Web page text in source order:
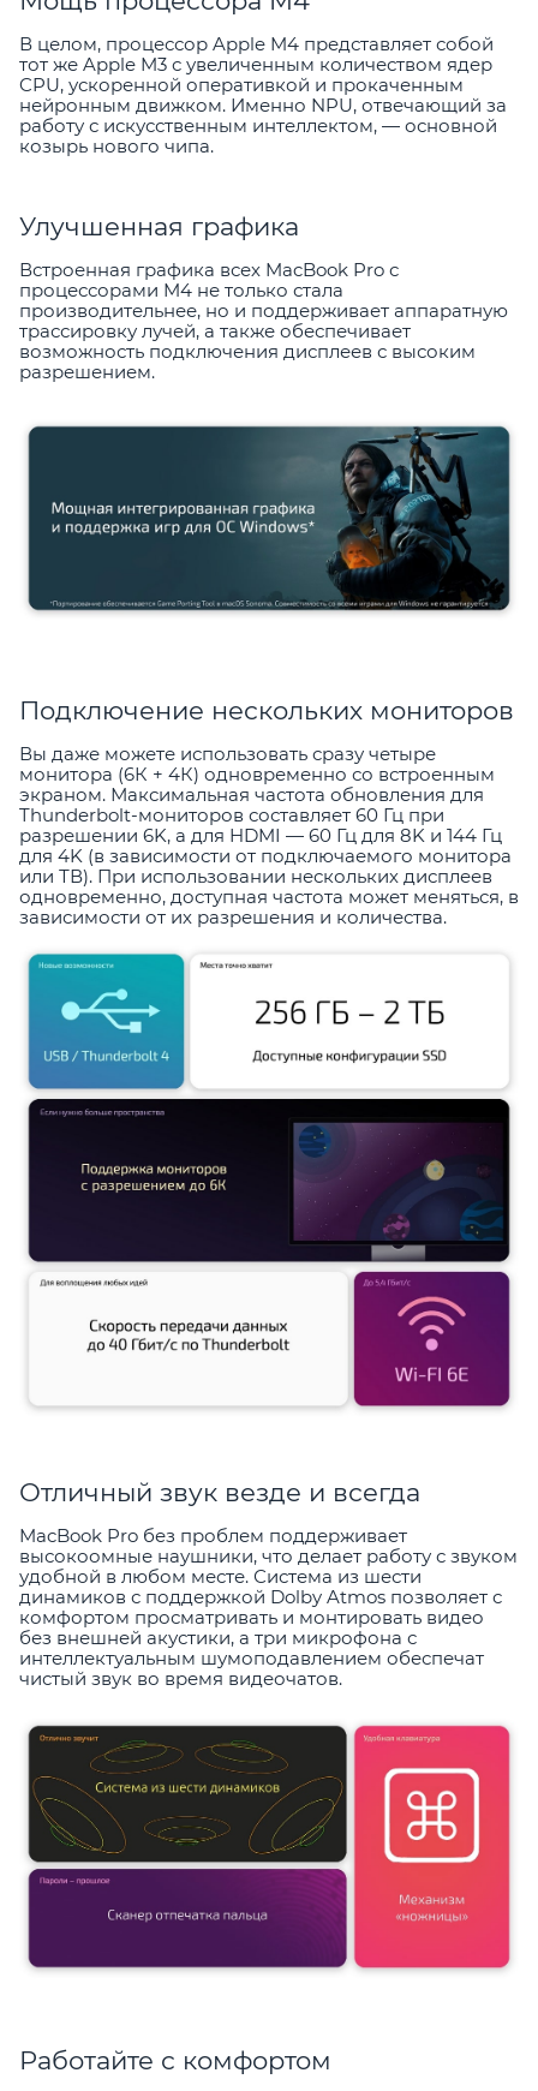
В целом, процессор Apple M4 представляет собой
тот же Apple M3 с увеличенным количеством ядер
CPU, ускоренной оперативкой и прокаченным
нейронным движком. Именно NPU, отвечающий за
работу с искусственным интеллектом, — основной
козырь нового чипа.
Улучшенная графика
Встроенная графика всех MacBook Pro с
процессорами M4 не только стала
производительнее, но и поддерживает аппаратную
трассировку лучей, а также обеспечивает
возможность подключения дисплеев с высоким
разрешением.
Подключение нескольких мониторов
Вы даже можете использовать сразу четыре
монитора (6К + 4К) одновременно со встроенным
экраном. Максимальная частота обновления для
Thunderbolt-мониторов составляет 60 Гц при
разрешении 6K, а для HDMI — 60 Гц для 8K и 144 Гц
для 4K (в зависимости от подключаемого монитора
или ТВ). При использовании нескольких дисплеев
одновременно, доступная частота может меняться, в
зависимости от их разрешения и количества.
Отличный звук везде и всегда
MacBook Pro без проблем поддерживает
высокоомные наушники, что делает работу с звуком
удобной в любом месте. Система из шести
динамиков с поддержкой Dolby Atmos позволяет с
комфортом просматривать и монтировать видео
без внешней акустики, а три микрофона с
интеллектуальным шумоподавлением обеспечат
чистый звук во время видеочатов.
Работайте с комфортом